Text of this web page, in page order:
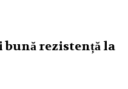
bună rezistență la